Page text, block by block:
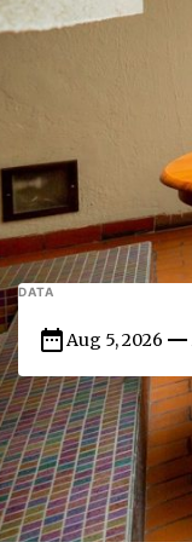
DATA
date_range Aug 5, 2026 horizontal_rule